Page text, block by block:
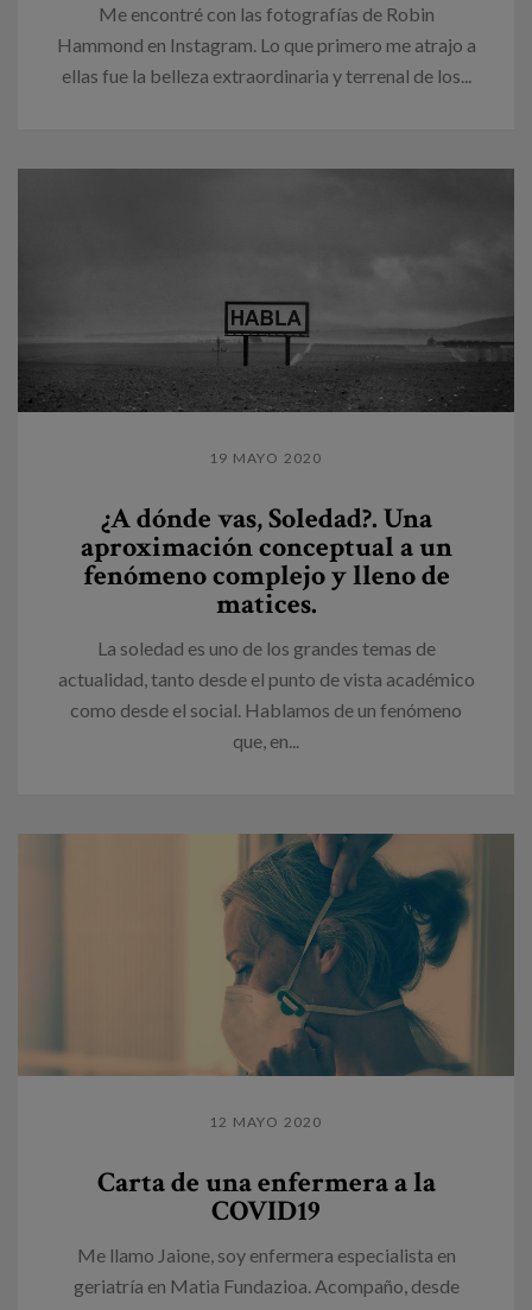
Me encontré con las fotografías de Robin
Hammond en Instagram. Lo que primero me atrajo a
ellas fue la belleza extraordinaria y terrenal de los...
19 MAYO 2020
¿A dónde vas, Soledad?. Una
aproximación conceptual a un
fenómeno complejo y lleno de
matices.
La soledad es uno de los grandes temas de
actualidad, tanto desde el punto de vista académico
como desde el social. Hablamos de un fenómeno
que, en...
12 MAYO 2020
Carta de una enfermera a la
COVID19
Me llamo Jaione, soy enfermera especialista en
geriatría en Matia Fundazioa. Acompaño, desde